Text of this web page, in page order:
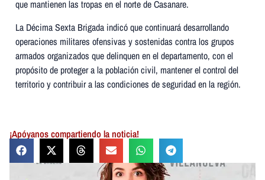
que mantienen las tropas en el norte de Casanare.
La Décima Sexta Brigada indicó que continuará desarrollando
operaciones militares ofensivas y sostenidas contra los grupos
armados organizados que delinquen en el departamento, con el
propósito de proteger a la población civil, mantener el control del
territorio y contribuir a las condiciones de seguridad en la región.
¡Apóyanos compartiendo la noticia!